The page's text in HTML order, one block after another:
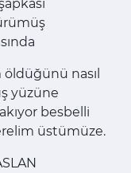
öldüğünü nasıl
yüzüne
besbelli
üstümüze.